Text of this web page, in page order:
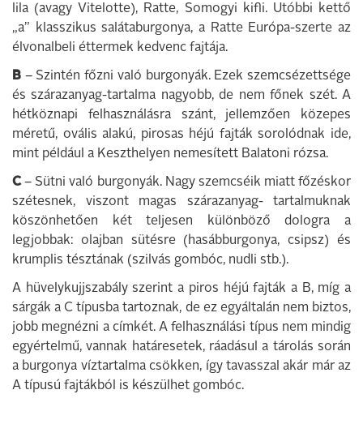
lila (avagy Vitelotte), Ratte, Somogyi kifli. Utóbbi kettő
„a” klasszikus salátaburgonya, a Ratte Európa-szerte az
élvonalbeli éttermek kedvenc fajtája.
B – Szintén főzni való burgonyák. Ezek szemcsézettsége
és szárazanyag-tartalma nagyobb, de nem főnek szét. A
hétköznapi felhasználásra szánt, jellemzően közepes
méretű, ovális alakú, pirosas héjú fajták sorolódnak ide,
mint például a Keszthelyen nemesített Balatoni rózsa.
C– Sütni való burgonyák. Nagy szemcséik miatt főzéskor
szétesnek, viszont magas szárazanyag- tartalmuknak
köszönhetően két teljesen különböző dologra a
legjobbak: olajban sütésre (hasábburgonya, csipsz) és
krumplis tésztának (szilvás gombóc, nudli stb.).
A hüvelykujjszabály szerint a piros héjú fajták a B, míg a
sárgák a C típusba tartoznak, de ez egyáltalán nem biztos,
jobb megnézni a címkét. A felhasználási típus nem mindig
egyértelmű, vannak határesetek, ráadásul a tárolás során
a burgonya víztartalma csökken, így tavasszal akár már az
A típusú fajtákból is készülhet gombóc.